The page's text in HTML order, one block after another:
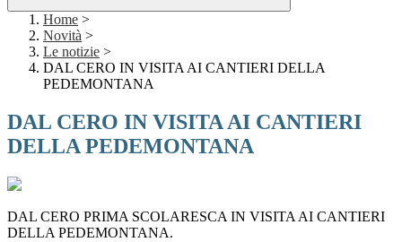
Home >
Novità >
Le notizie >
DAL CERO IN VISITA AI CANTIERI DELLA
PEDEMONTANA
DAL CERO IN VISITA AI CANTIERI
DELLA PEDEMONTANA
DAL CERO PRIMA SCOLARESCA IN VISITA AI CANTIERI
DELLA PEDEMONTANA.